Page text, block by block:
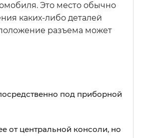
Это место обычно
каких-либо деталей
разъема может
под приборной
от центральной консоли, но